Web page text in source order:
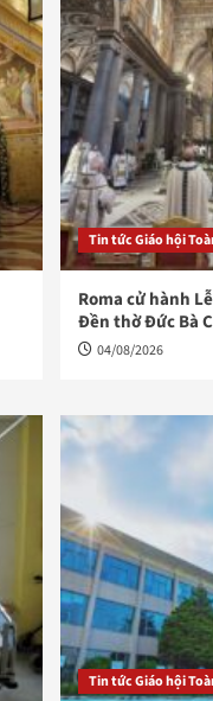
Tin tức Giáo hội
Roma cử hành
Đền thờ Đức Bà
04/08/2026
Tin tức Giáo hội